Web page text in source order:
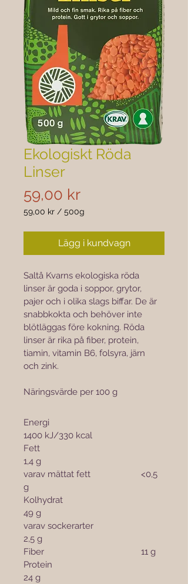
Ekologiskt Röda
Linser
59,00 krPris
59,00 kr / 500g
per
gram
Lägg i kundvagn
Saltå Kvarns ekologiska röda
linser är goda i soppor, grytor,
pajer och i olika slags biffar. De är
snabbkokta och behöver inte
blötläggas före kokning. Röda
linser är rika på fiber, protein,
tiamin, vitamin B6, folsyra, järn
och zink.
Näringsvärde per 100 g
Energi
1400 kJ/330 kcal
Fett
1,4 g
varav mättat fett			<0,5
g
Kolhydrat
49 g
varav sockerarter
2,5 g
Fiber					11 g
Protein
24 g